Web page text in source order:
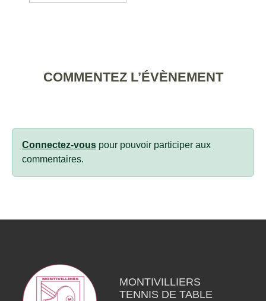
COMMENTEZ L’ÉVÈNEMENT
Connectez-vous pour pouvoir participer aux
commentaires.
MONTIVILLIERS
TENNIS DE TABLE